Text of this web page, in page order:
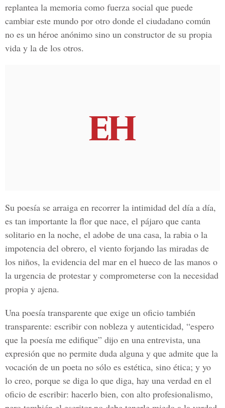
replantea la memoria como fuerza social que puede
cambiar este mundo por otro donde el ciudadano común
no es un héroe anónimo sino un constructor de su propia
vida y la de los otros.
Su poesía se arraiga en recorrer la intimidad del día a día,
es tan importante la flor que nace, el pájaro que canta
solitario en la noche, el adobe de una casa, la rabia o la
impotencia del obrero, el viento forjando las miradas de
los niños, la evidencia del mar en el hueco de las manos o
la urgencia de protestar y comprometerse con la necesidad
propia y ajena.
Una poesía transparente que exige un oficio también
transparente: escribir con nobleza y autenticidad, “espero
que la poesía me edifique” dijo en una entrevista, una
expresión que no permite duda alguna y que admite que la
vocación de un poeta no sólo es estética, sino ética; y yo
lo creo, porque se diga lo que diga, hay una verdad en el
oficio de escribir: hacerlo bien, con alto profesionalismo,